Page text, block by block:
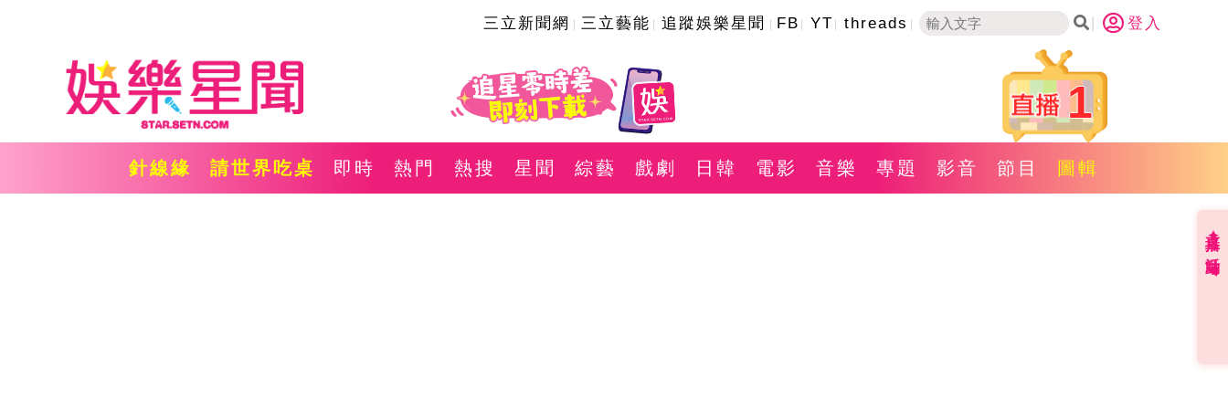
三立新聞網 三立藝能 追蹤娛樂星聞 FB YT threads 登入
1
針線緣 請世界吃桌 即時 熱門 熱搜 星聞 綜藝 戲劇 日韓 電影 音樂 專題 影音 節目 圖輯
直播✦活動